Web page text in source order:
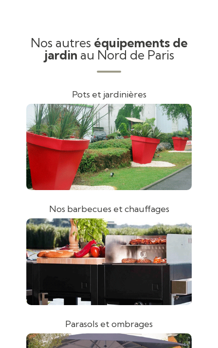
Nos autres équipements de
jardin au Nord de Paris
Pots et jardinières
Nos barbecues et chauffages
Parasols et ombrages